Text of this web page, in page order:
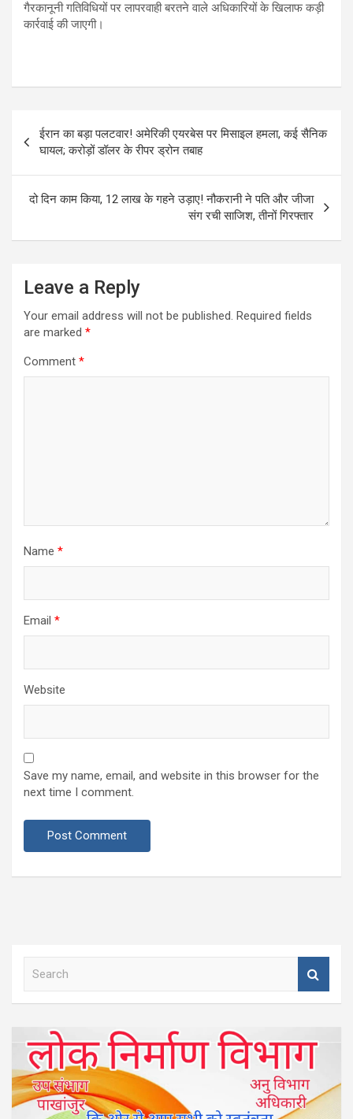
गैरकानूनी गतिविधियों पर लापरवाही बरतने वाले अधिकारियों के खिलाफ कड़ी
कार्रवाई की जाएगी।
Post
navigation
ईरान का बड़ा पलटवार! अमेरिकी एयरबेस पर मिसाइल हमला, कई सैनिक
घायल; करोड़ों डॉलर के रीपर ड्रोन तबाह
दो दिन काम किया, 12 लाख के गहने उड़ाए! नौकरानी ने पति और जीजा
संग रची साजिश, तीनों गिरफ्तार
Leave a Reply
Your email address will not be published. Required fields
are marked *
Comment *
Name *
Email *
Website
Save my name, email, and website in this browser for the
next time I comment.
h